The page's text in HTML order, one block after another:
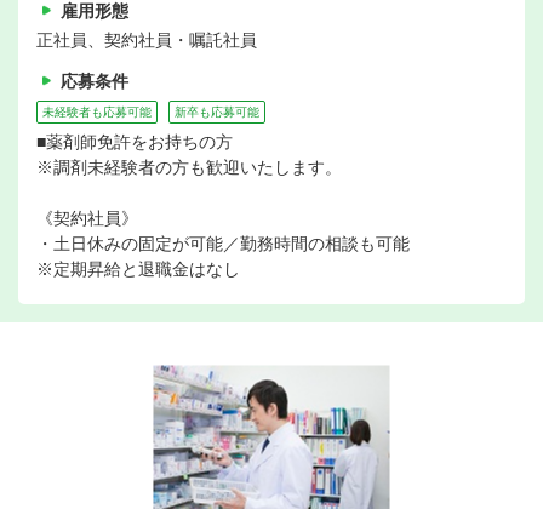
雇用形態
正社員、契約社員・嘱託社員
応募条件
未経験者も応募可能 新卒も応募可能
■薬剤師免許をお持ちの方
※調剤未経験者の方も歓迎いたします。
《契約社員》
・土日休みの固定が可能／勤務時間の相談も可能
※定期昇給と退職金はなし